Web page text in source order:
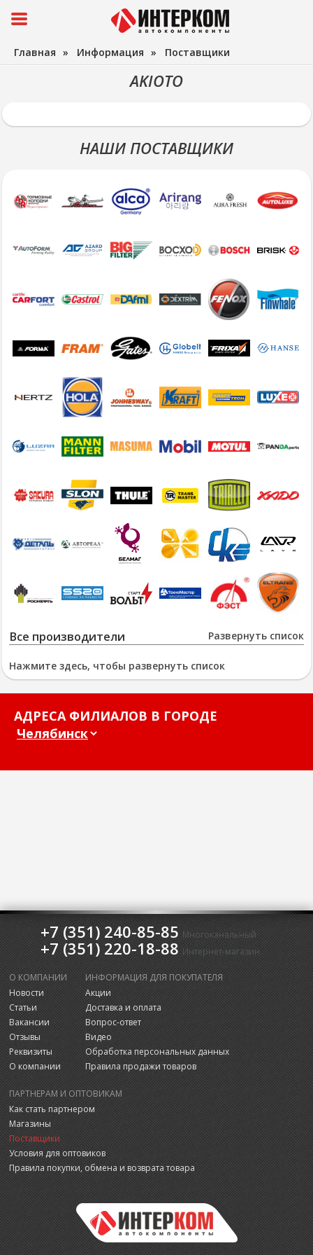
Главная » Информация » Поставщики
AKIOTO
НАШИ ПОСТАВЩИКИ
Развернуть список
Все производители
Нажмите здесь, чтобы развернуть список
АДРЕСА ФИЛИАЛОВ В ГОРОДЕ
+7 (351) 240-85-85 Многоканальный
+7 (351) 220-18-88 Интернет-магазин
О КОМПАНИИ
Новости
Статьи
Вакансии
Отзывы
Реквизиты
О компании
ИНФОРМАЦИЯ ДЛЯ ПОКУПАТЕЛЯ
Акции
Доставка и оплата
Вопрос-ответ
Видео
Обработка персональных данных
Правила продажи товаров
ПАРТНЕРАМ И ОПТОВИКАМ
Как стать партнером
Магазины
Поставщики
Условия для оптовиков
Правила покупки, обмена и возврата товара